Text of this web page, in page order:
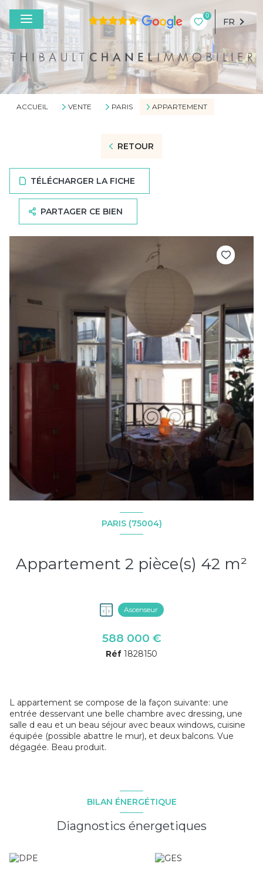
0
FR
ACCUEIL VENTE PARIS APPARTEMENT
RETOUR
TÉLÉCHARGER LA FICHE
PARTAGER CE BIEN
PARIS (75004)
Appartement 2 pièce(s) 42 m²
Ascenseur
588 000 €
Réf 1828150
L appartement se compose de la façon suivante: une
entrée desservant une belle chambre avec dressing, une
salle d eau et un beau séjour avec beaux windows, cuisine
équipée (possible abattre le mur), et deux balcons. Vue
dégagée. Beau produit.
BILAN ÉNERGÉTIQUE
Diagnostics énergetiques